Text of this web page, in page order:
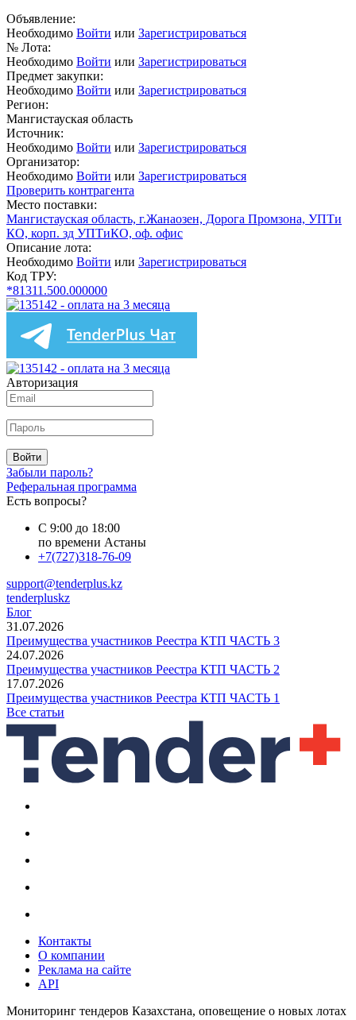
Объявление:
Необходимо Войти или Зарегистрироваться
№ Лота:
Необходимо Войти или Зарегистрироваться
Предмет закупки:
Необходимо Войти или Зарегистрироваться
Регион:
Мангистауская область
Источник:
Необходимо Войти или Зарегистрироваться
Организатор:
Необходимо Войти или Зарегистрироваться
Проверить контрагента
Место поставки:
Мангистауская область, г.Жанаозен, Дорога Промзона, УПТи
КО, корп. зд УПТиКО, оф. офис
Описание лота:
Необходимо Войти или Зарегистрироваться
Код ТРУ:
*81311.500.000000
Авторизация
Войти
Забыли пароль?
Реферальная программа
Есть вопросы?
С 9:00 до 18:00
по времени Астаны
+7(727)318-76-09
support@tenderplus.kz
tenderpluskz
Блог
31.07.2026
Преимущества участников Реестра КТП ЧАСТЬ 3
24.07.2026
Преимущества участников Реестра КТП ЧАСТЬ 2
17.07.2026
Преимущества участников Реестра КТП ЧАСТЬ 1
Все статьи
Контакты
О компании
Реклама на сайте
API
Мониторинг тендеров Казахстана, оповещение о новых лотах